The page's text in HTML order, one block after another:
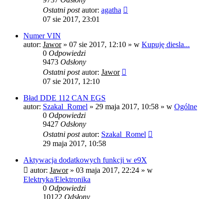
Ostatni postautor: agatha
07 sie 2017, 23:01
Numer VIN
autor: Jawor» 07 sie 2017, 12:10 » w Kupuję diesla...
0 Odpowiedzi
9473 Odsłony
Ostatni postautor: Jawor
07 sie 2017, 12:10
Bład DDE 112 CAN EGS
autor: Szakal_Romel » 29 maja 2017, 10:58 » w Ogólne
0 Odpowiedzi
9427 Odsłony
Ostatni postautor: Szakal_Romel
29 maja 2017, 10:58
Aktywacja dodatkowych funkcji w e9X
autor: Jawor» 03 maja 2017, 22:24 » w
Elektryka/Elektronika
0 Odpowiedzi
10122 Odsłony